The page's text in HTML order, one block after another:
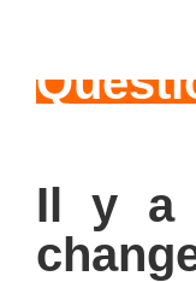
Il y a